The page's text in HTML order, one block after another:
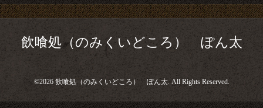
飲喰処（のみくいどころ） ぽん太
©2026 飲喰処（のみくいどころ） ぽん太. All Rights Reserved.